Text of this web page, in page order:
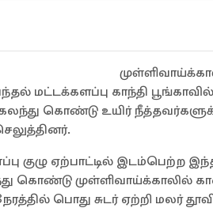
மட்டக்களப்பு காந்தி
கொண்டு உயிர்
குழு ஏற்பாட்டில் இடம்பெற்ற
முள்ளிவாய்க்காலில்
பொது சுடர் ஏற்றி மலர்